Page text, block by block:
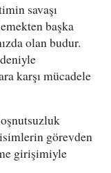
savaşı
başka
olan budur.
karşı mücadele
görevden
girişimiyle